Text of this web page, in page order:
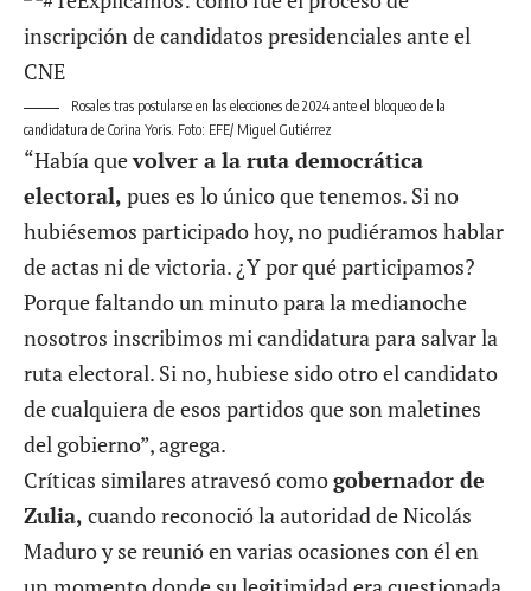
Rosales tras postularse en las elecciones de 2024 ante el bloqueo de la
candidatura de Corina Yoris. Foto: EFE/ Miguel Gutiérrez
“Había quevolver a la ruta democrática
electoral, pues es lo único que tenemos. Si no
hubiésemos participado hoy, no pudiéramos hablar
de actas ni de victoria. ¿Y por qué participamos?
Porque faltando un minuto para la medianoche
nosotros inscribimos mi candidatura para salvar la
ruta electoral. Si no, hubiese sido otro el candidato
de cualquiera de esos partidos que son maletines
del gobierno”, agrega.
Críticas similares atravesó comogobernador de
Zulia, cuando reconoció la autoridad de Nicolás
Maduro y se reunió en varias ocasiones con él en